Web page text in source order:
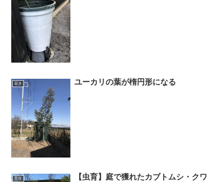
花き ユーカリの葉が楕円形になる
芝生
【虫育】庭で獲れたカブトムシ・クワ